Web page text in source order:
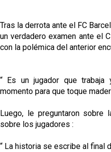
Tras la derrota ante el FC
un verdadero examen ante el
con la polémica del anterior
“ Es un jugador que trabaja
momento para que toque
Luego, le preguntaron
sobre los jugadores :
“ La historia se escribe al final